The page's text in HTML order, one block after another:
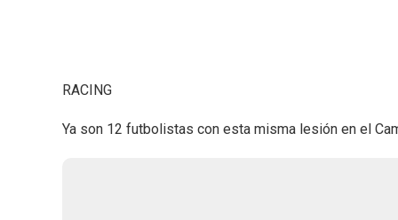
RACING
Ya son 12 futbolistas con esta misma lesión en el